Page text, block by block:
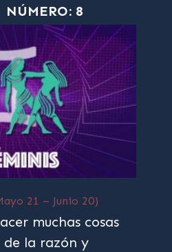
NÚMERO: 8
21 – Junio 20)
muchas cosas
de la razón y